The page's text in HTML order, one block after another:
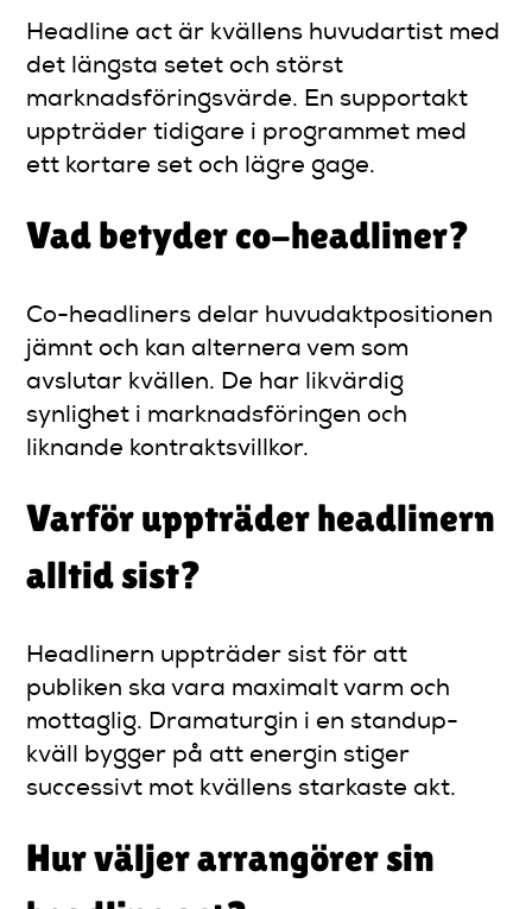
Headline act är kvällens huvudartist med
det längsta setet och störst
marknadsföringsvärde. En supportakt
uppträder tidigare i programmet med
ett kortare set och lägre gage.
Vad betyder co-headliner?
Co-headliners delar huvudaktpositionen
jämnt och kan alternera vem som
avslutar kvällen. De har likvärdig
synlighet i marknadsföringen och
liknande kontraktsvillkor.
Varför uppträder headlinern
alltid sist?
Headlinern uppträder sist för att
publiken ska vara maximalt varm och
mottaglig. Dramaturgin i en standup-
kväll bygger på att energin stiger
successivt mot kvällens starkaste akt.
Hur väljer arrangörer sin